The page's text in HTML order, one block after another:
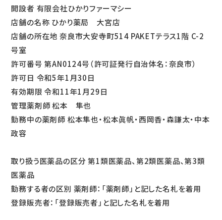
開設者 有限会社ひかりファーマシー
店舗の名称 ひかり薬局 大宮店
店舗の所在地 奈良市大安寺町514 PAKETテラス1階 C-2
号室
許可番号 第AN0124号（許可証発行自治体名：奈良市）
許可日 令和5年1月30日
有効期限 令和11年1月29日
管理薬剤師 松本 隼也
勤務中の薬剤師 松本隼也・松本眞帆・西岡香・森謙太・中本
政容
取り扱う医薬品の区分 第1類医薬品、第2類医薬品、第3類
医薬品
勤務する者の区別 薬剤師：「薬剤師」と記した名札を着用
登録販売者：「登録販売者」と記した名札を着用